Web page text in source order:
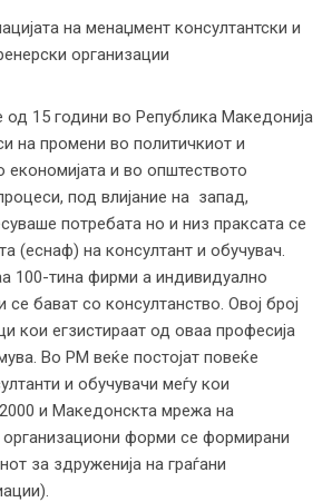
на менаџмент консултантски и
организации
од 15 години во Република Македонија
на промени во политичкиот и
економијата и во општеството
под влијание на запад,
потребата но и низ праксата се
(еснаф) на консултант и обучувач.
100-тина фирми а индивидуално
бават со консултанство. Овој број
кои егзистираат од оваа професија
Во РМ веќе постојат повеќе
и обучувачи меѓу кои
и Македонскта мрежа на
организациони форми се формирани
за здруженија на граѓани